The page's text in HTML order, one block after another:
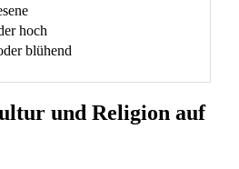
hoch
blühend
und Religion auf